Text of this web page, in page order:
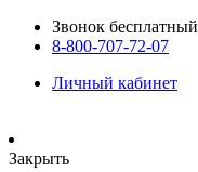
Звонок бесплатный
8-800-707-72-07
Личный кабинет
Закрыть